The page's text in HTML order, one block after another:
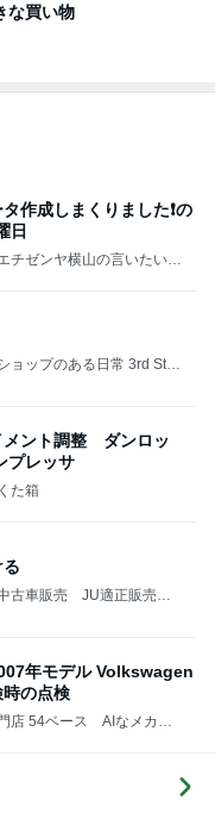
な買い物
作成しまくりました❗の
日
チゼンヤ横山の言いたい放
ョップのある日常 3rd Sta
メント調整 ダンロッ
レッサ
た箱
古車販売 JU適正販売
年モデル Volkswagen
の点検
店 54ベース AIなメカニ